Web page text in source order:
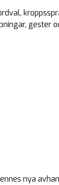
gester
nya